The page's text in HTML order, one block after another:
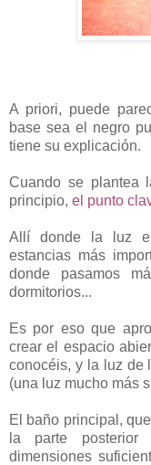
A priori, puede
base sea el negro
tiene su explicación.
Cuando se plantea
principio, el punto
Allí donde la luz
estancias más
donde pasamos
dormitorios...
Es por eso que
crear el espacio
conocéis, y la luz de
(una luz mucho más
El baño principal,
la parte
dimensiones